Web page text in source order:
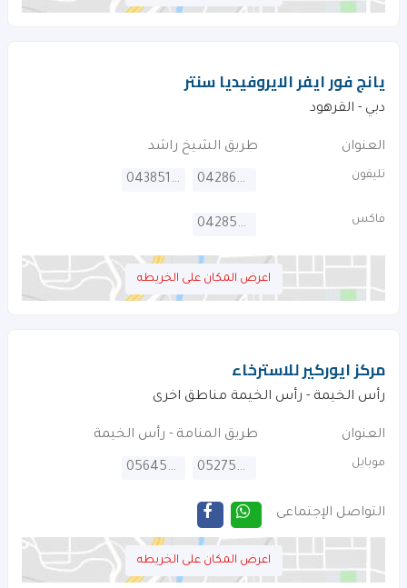
يانج فور ايفر الايروفيديا سنتر
دبي - القرهود‎
العنوان طريق الشيخ راشد
تليفون 042869444
043851370
فاكس 042855701
اعرض المكان على الخريطه
مركز ايوركير للاسترخاء
رأس الخيمة - رأس الخيمة مناطق اخرى
العنوان طريق المنامة - رأس الخيمة
موبايل 0527504263
0564563626
التواصل الإجتماعى
اعرض المكان على الخريطه